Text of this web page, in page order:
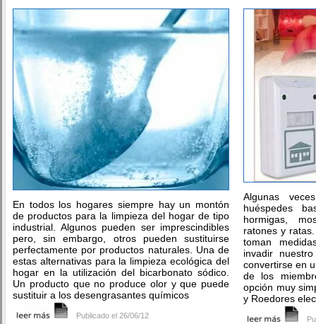
En todos los hogares siempre hay un montón
de productos para la limpieza del hogar de tipo
industrial. Algunos pueden ser imprescindibles
pero, sin embargo, otros pueden sustituirse
perfectamente por productos naturales. Una de
estas alternativas para la limpieza ecológica del
hogar en la utilización del bicarbonato sódico.
Un producto que no produce olor y que puede
sustituir a los desengrasantes químicos
Publicado el 26/06/12
Algunas
huéspedes
hormigas,
ratones y
toman
invadir
convertirse en
de los
opción muy
y Roedores